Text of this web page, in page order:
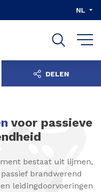
NL
voor passieve
bestaat uit lijmen,
brandwerend
leidingdoorvoeringen
DELEN